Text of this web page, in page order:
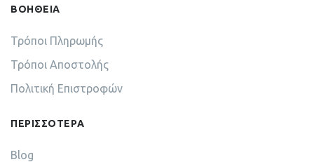
ΒΟΗΘΕΙΑ
Τρόποι Πληρωμής
Τρόποι Αποστολής
Πολιτική Επιστροφών
ΠΕΡΙΣΣΟΤΕΡΑ
Blog